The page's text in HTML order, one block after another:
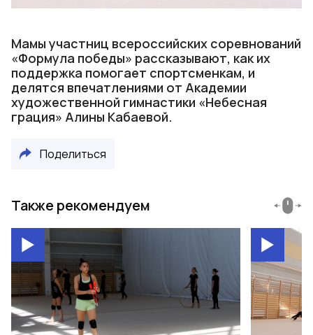
Мамы участниц всероссийских соревнований
«Формула победы» рассказывают, как их
поддержка помогает спортсменкам, и
делятся впечатлениями от Академии
художественной гимнастики «Небесная
грация» Алины Кабаевой.
Поделиться
Также рекомендуем